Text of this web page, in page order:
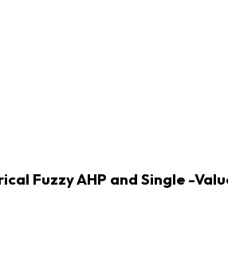
Fuzzy AHP and Single -